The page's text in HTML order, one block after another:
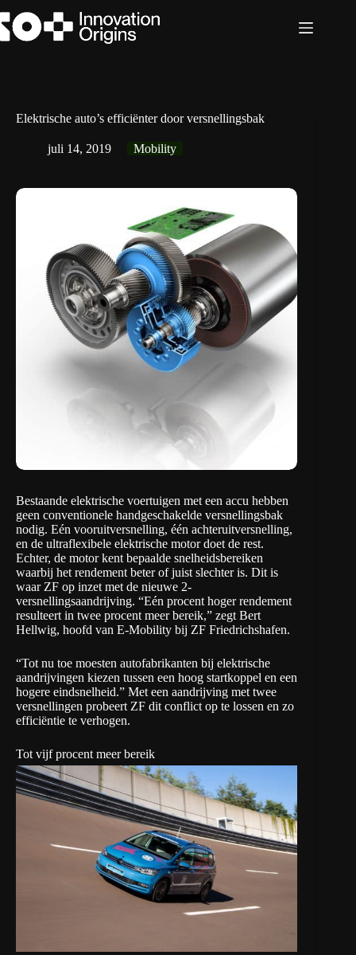
naar
de
Elektrische auto’s efficiënter door versnellingsbak
juli 14, 2019 Mobility
Bestaande elektrische voertuigen met een accu hebben
geen conventionele handgeschakelde versnellingsbak
nodig. Eén vooruitversnelling, één achteruitversnelling,
en de ultraflexibele elektrische motor doet de rest.
Echter, de motor kent bepaalde snelheidsbereiken
waarbij het rendement beter of juist slechter is. Dit is
waar ZF op inzet met de nieuwe 2-
versnellingsaandrijving. “Eén procent hoger rendement
resulteert in twee procent meer bereik,” zegt Bert
Hellwig, hoofd van E-Mobility bij ZF Friedrichshafen.
“Tot nu toe moesten autofabrikanten bij elektrische
aandrijvingen kiezen tussen een hoog startkoppel en een
hogere eindsnelheid.” Met een aandrijving met twee
versnellingen probeert ZF dit conflict op te lossen en zo
efficiëntie te verhogen.
Tot vijf procent meer bereik